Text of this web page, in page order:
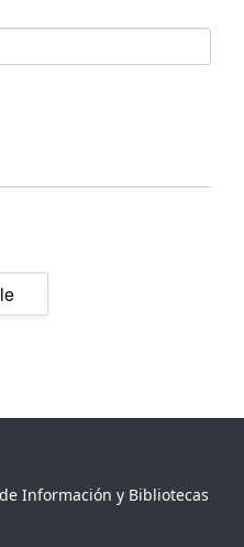
Información y Bibliotecas